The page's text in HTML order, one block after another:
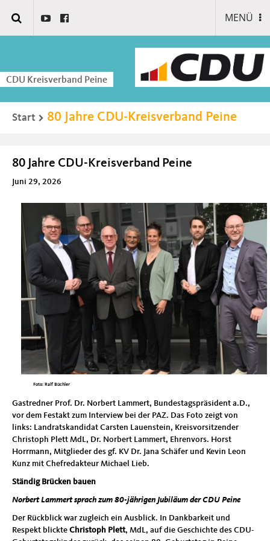
MENÜ
CDU Kreisverband Peine
Start 80 Jahre CDU-Kreisverband Peine
80 Jahre CDU-Kreisverband Peine
Juni 29, 2026
Foto: Ralf Büchler
Gastredner Prof. Dr. Norbert Lammert, Bundestagspräsident a.D.,
vor dem Festakt zum Interview bei der PAZ. Das Foto zeigt von
links: Landratskandidat Carsten Lauenstein, Kreisvorsitzender
Christoph Plett MdL, Dr. Norbert Lammert, Ehrenvors. Horst
Horrmann, Mitglieder des gf. KV Dr. Jana Schäfer und Kevin Leon
Kunz mit Chefredakteur Michael Lieb.
Ständig Brücken bauen
Norbert Lammert sprach zum 80-jährigen Jubiläum der CDU Peine
Der Rückblick war zugleich ein Ausblick. In Dankbarkeit und
Respekt blickte Christoph Plett, MdL, auf die Geschichte des CDU-